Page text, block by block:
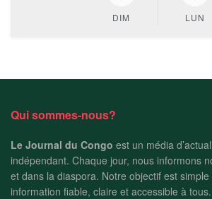
DIM LUN
Qui sommes-nous?
Le Journal du Congo est un média
indépendant. Chaque jour, nous informons
et dans la diaspora. Notre objectif est
information fiable, claire et accessible à tous.